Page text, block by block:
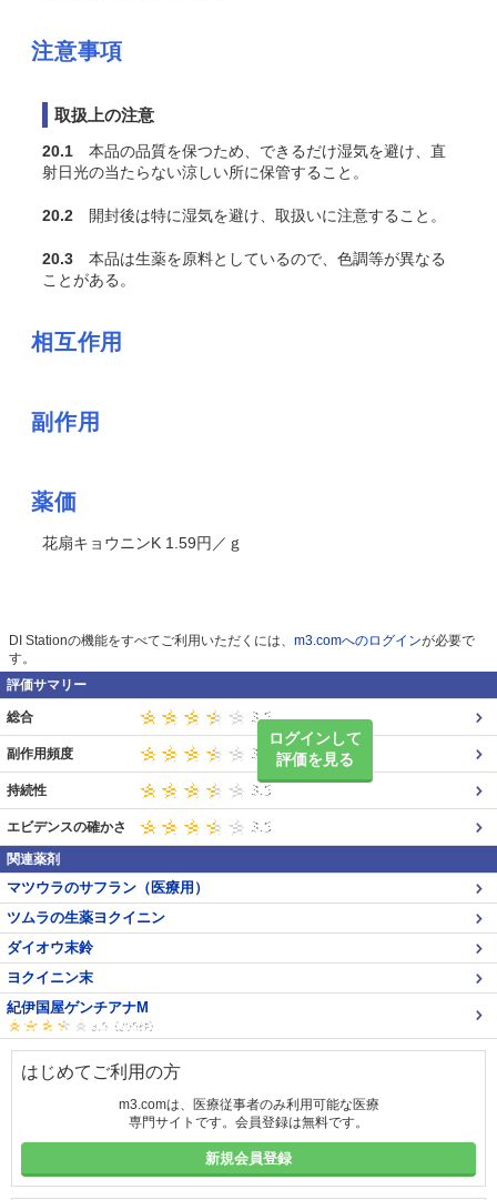
注意事項
取扱上の注意
20.1 本品の品質を保つため、できるだけ湿気を避け、直
射日光の当たらない涼しい所に保管すること。
20.2 開封後は特に湿気を避け、取扱いに注意すること。
20.3 本品は生薬を原料としているので、色調等が異なる
ことがある。
相互作用
副作用
薬価
花扇キョウニンK 1.59円／ｇ
DI Stationの機能をすべてご利用いただくには、 m3.comへのログインが必要で
す。
評価サマリー
ログインして
評価を見る
総合
副作用頻度
持続性
エビデンスの確かさ
関連薬剤
マツウラのサフラン（医療用）
ツムラの生薬ヨクイニン
ダイオウ末鈴
ヨクイニン末
紀伊国屋ゲンチアナM
はじめてご利用の方
m3.comは、医療従事者のみ利用可能な医療
専門サイトです。会員登録は無料です。
新規会員登録